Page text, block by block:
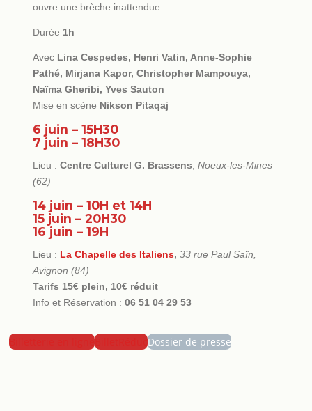
ouvre une brèche inattendue.
Durée 1h
Avec Lina Cespedes, Henri Vatin, Anne-Sophie
Pathé, Mirjana Kapor, Christopher Mampouya,
Naïma Gheribi, Yves Sauton
Mise en scène Nikson Pitaqaj
6 juin – 15H30
7 juin – 18H30
Lieu : Centre Culturel G. Brassens, Noeux-les-Mines
(62)
14 juin – 10H et 14H
15 juin – 20H30
16 juin – 19H
Lieu : La Chapelle des Italiens, 33 rue Paul Saïn,
Avignon (84)
Tarifs 15€ plein, 10€ réduit
Info et Réservation : 06 51 04 29 53
Billetterie en ligneBilletRéducDossier de presse